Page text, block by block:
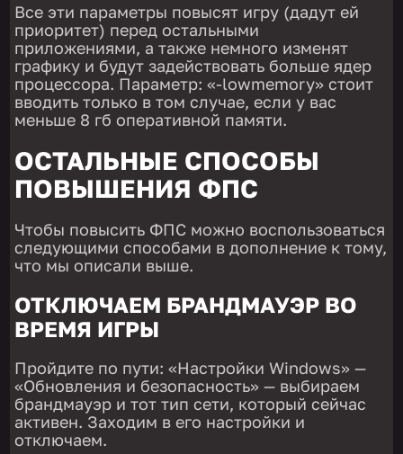
Все эти параметры повысят игру (дадут ей
приоритет) перед остальными
приложениями, а также немного изменят
графику и будут задействовать больше ядер
процессора. Параметр: «-lowmemory» стоит
вводить только в том случае, если у вас
меньше 8 гб оперативной памяти.
ОСТАЛЬНЫЕ СПОСОБЫ
ПОВЫШЕНИЯ ФПС
Чтобы повысить ФПС можно воспользоваться
следующими способами в дополнение к тому,
что мы описали выше.
ОТКЛЮЧАЕМ БРАНДМАУЭР ВО
ВРЕМЯ ИГРЫ
Пройдите по пути: «Настройки Windows» —
«Обновления и безопасность» — выбираем
брандмауэр и тот тип сети, который сейчас
активен. Заходим в его настройки и
отключаем.